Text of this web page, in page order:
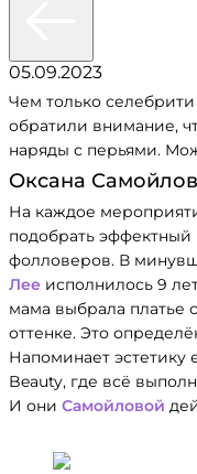
05.09.2023
Чем только
обратили внимание,
наряды с перьями.
Оксана
На каждое
подобрать эффектный
фолловеров. В
Лее исполнилось 9
мама выбрала платье
оттенке. Это
Напоминает эстетику
Beauty, где всё
И они Самойловой